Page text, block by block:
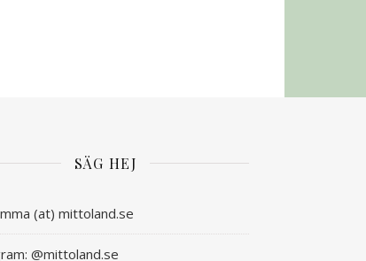
SÄG HEJ
(at) mittoland.se
@mittoland.se